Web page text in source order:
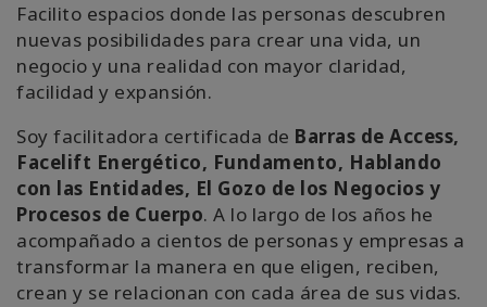
Facilito espacios donde las personas descubren
nuevas posibilidades para crear una vida, un
negocio y una realidad con mayor claridad,
facilidad y expansión.
Soy facilitadora certificada de Barras de Access,
Facelift Energético, Fundamento, Hablando
con las Entidades, El Gozo de los Negocios y
Procesos de Cuerpo. A lo largo de los años he
acompañado a cientos de personas y empresas a
transformar la manera en que eligen, reciben,
crean y se relacionan con cada área de sus vidas.